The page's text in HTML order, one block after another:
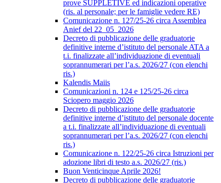
prove SUPPLETIVE ed indicazioni operative
(ris. al personale; per le famiglie vedere RE)
Comunicazione n. 127/25-26 circa Assemblea
Anief del 22_05_2026
Decreto di pubblicazione delle graduatorie
definitive interne d’istituto del personale ATA a
t.i. finalizzate all’individuazione di eventuali
soprannumerari per l’a.s. 2026/27 (con elenchi
ris.)
Kalendis Maiis
Comunicazioni n. 124 e 125/25-26 circa
Sciopero maggio 2026
Decreto di pubblicazione delle graduatorie
definitive interne d’istituto del personale docente
a t.i. finalizzate all’individuazione di eventuali
soprannumerari per l’a.s. 2026/27 (con elenchi
ris.)
Comunicazione n. 122/25-26 circa Istruzioni per
adozione libri di testo a.s. 2026/27 (ris.)
Buon Venticinque Aprile 2026!
Decreto di pubblicazione delle graduatorie